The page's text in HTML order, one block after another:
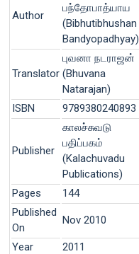
Author
பந்தோபாத்யாய
(Bibhutibhushan
Bandyopadhyay)
Translator
புவனா நடராஜன்
(Bhuvana
Natarajan)
ISBN
9789380240893
Publisher
காலச்சுவடு
பதிப்பகம்
(Kalachuvadu
Publications)
Pages
144
Published
On
Nov 2010
Year
2011